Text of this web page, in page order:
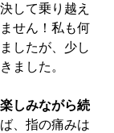
して乗り越え
せん！私も何
したが、少し
ました。
しみながら続
、指の痛みは